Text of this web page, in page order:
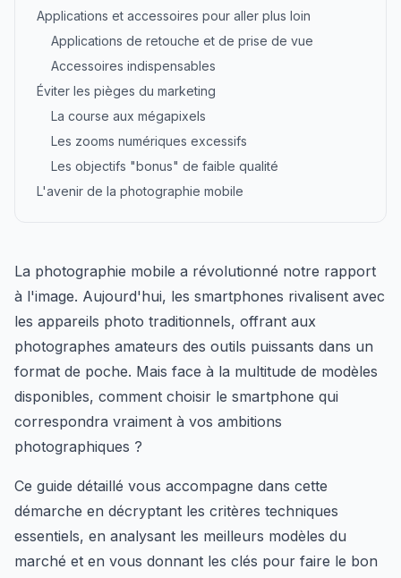
Applications et accessoires pour aller plus loin
Applications de retouche et de prise de vue
Accessoires indispensables
Éviter les pièges du marketing
La course aux mégapixels
Les zooms numériques excessifs
Les objectifs "bonus" de faible qualité
L'avenir de la photographie mobile
La photographie mobile a révolutionné notre rapport
à l'image. Aujourd'hui, les smartphones rivalisent avec
les appareils photo traditionnels, offrant aux
photographes amateurs des outils puissants dans un
format de poche. Mais face à la multitude de modèles
disponibles, comment choisir le smartphone qui
correspondra vraiment à vos ambitions
photographiques ?
Ce guide détaillé vous accompagne dans cette
démarche en décryptant les critères techniques
essentiels, en analysant les meilleurs modèles du
marché et en vous donnant les clés pour faire le bon